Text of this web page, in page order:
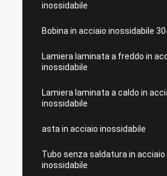
inossidabile
Bobina in acciaio inossidabile
Lamiera laminata a freddo in
inossidabile
Lamiera laminata a caldo in
inossidabile
asta in acciaio inossidabile
Tubo senza saldatura in acciaio
inossidabile